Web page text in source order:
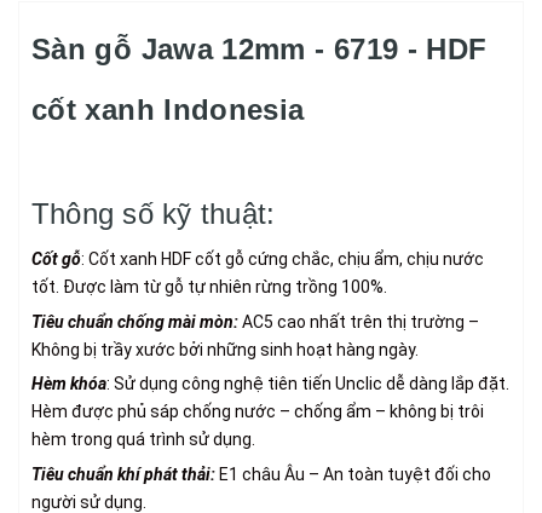
Sàn gỗ Jawa 12mm - 6719 - HDF
cốt xanh Indonesia
Thông số kỹ thuật:
Cốt gỗ: Cốt xanh HDF cốt gỗ cứng chắc, chịu ẩm, chịu nước
tốt. Được làm từ gỗ tự nhiên rừng trồng 100%.
Tiêu chuẩn chống mài mòn:AC5 cao nhất trên thị trường –
Không bị trầy xước bởi những sinh hoạt hàng ngày.
Hèm khóa: Sử dụng công nghệ tiên tiến Unclic dễ dàng lắp đặt.
Hèm được phủ sáp chống nước – chống ẩm – không bị trôi
hèm trong quá trình sử dụng.
Tiêu chuẩn khí phát thải: E1 châu Âu – An toàn tuyệt đối cho
người sử dụng.